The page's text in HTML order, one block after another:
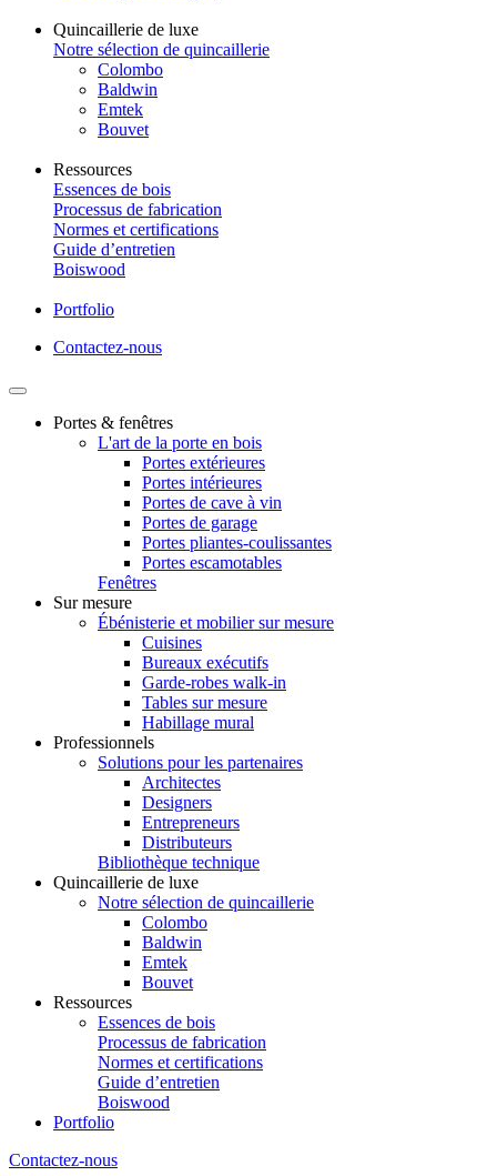
Quincaillerie de luxe
Notre sélection de quincaillerie
Colombo
Baldwin
Emtek
Bouvet
Ressources
Essences de bois
Processus de fabrication
Normes et certifications
Guide d’entretien
Boiswood
Portfolio
Contactez-nous
Portes & fenêtres
L'art de la porte en bois
Portes extérieures
Portes intérieures
Portes de cave à vin
Portes de garage
Portes pliantes-coulissantes
Portes escamotables
Fenêtres
Sur mesure
Ébénisterie et mobilier sur mesure
Cuisines
Bureaux exécutifs
Garde-robes walk-in
Tables sur mesure
Habillage mural
Professionnels
Solutions pour les partenaires
Architectes
Designers
Entrepreneurs
Distributeurs
Bibliothèque technique
Quincaillerie de luxe
Notre sélection de quincaillerie
Colombo
Baldwin
Emtek
Bouvet
Ressources
Essences de bois
Processus de fabrication
Normes et certifications
Guide d’entretien
Boiswood
Portfolio
Contactez-nous